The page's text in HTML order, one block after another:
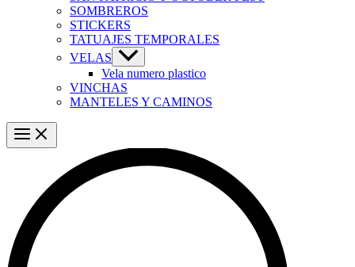
SOMBREROS
STICKERS
TATUAJES TEMPORALES
VELAS
Vela numero plastico
VINCHAS
MANTELES Y CAMINOS